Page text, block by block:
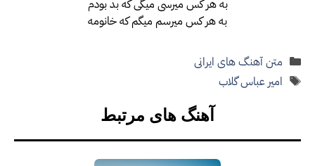
به هر کس میرسی میگی که بد بودم
به هر کس میرسم میگم که خانومه
دسته‌ها
متن آهنگ های ایرانی
برچسب‌ها
امیر عباس گلاب
آهنگ های مرتبط